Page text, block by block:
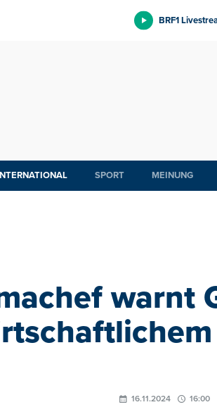
BRF1
SPORT MEINUNG
warnt
16.11.2024 16:00